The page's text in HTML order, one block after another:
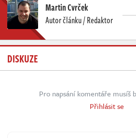
Martin Cvrček
Autor článku / Redaktor
DISKUZE
Pro napsání komentáře musíš
Přihlásit se